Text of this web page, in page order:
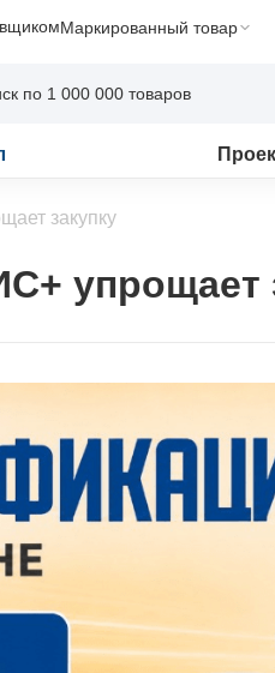
Маркированный товар
закупку
упрощает